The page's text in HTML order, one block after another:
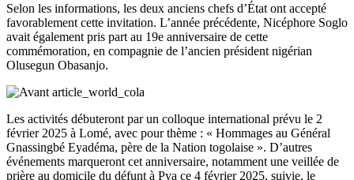
Selon les informations, les deux anciens chefs d’État ont accepté
favorablement cette invitation. L’année précédente, Nicéphore Soglo
avait également pris part au 19e anniversaire de cette
commémoration, en compagnie de l’ancien président nigérian
Olusegun Obasanjo.
Les activités débuteront par un colloque international prévu le 2
février 2025 à Lomé, avec pour thème : « Hommages au Général
Gnassingbé Eyadéma, père de la Nation togolaise ». D’autres
événements marqueront cet anniversaire, notamment une veillée de
prière au domicile du défunt à Pya ce 4 février 2025, suivie, le